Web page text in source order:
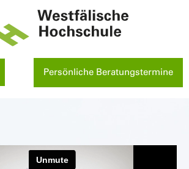
Persönliche Beratungstermine